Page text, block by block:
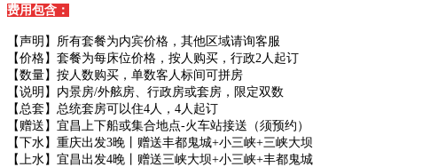
费用包含：
【声明】所有套餐为内宾价格，其他区域请询客服
【价格】套餐为每床位价格，按人购买，行政2人起订
【数量】按人数购买，单数客人标间可拼房
【说明】内景房/外舷房、行政房或套房，限定双数
【总套】总统套房可以住4人，4人起订
【赠送】宜昌上下船或集合地点-火车站接送（须预约）
【下水】重庆出发3晚丨赠送丰都鬼城+小三峡+三峡大坝
【上水】宜昌出发4晚丨赠送三峡大坝+小三峡+丰都鬼城